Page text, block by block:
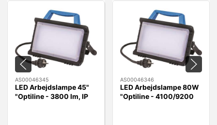
AS00046345
LED Arbejdslampe 45"
"Optiline - 3800 lm, IP
AS00046346
LED Arbejdslampe 80W
"Optiline - 4100/9200